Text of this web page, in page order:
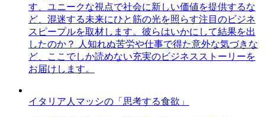
す、ユニークな視点で社会に新しい価値を提供するな
ど、混迷する未来にひと筋の光を照らす注目のビジネ
スピープルを取材します。彼らはいかにして結果を出
したのか？ 人知れぬ苦労や仕事で得た意外な気づきな
ど、ここでしか読めない充実のビジネスストーリーを
お届けします。
イタリア人マッシの「思考する食欲」